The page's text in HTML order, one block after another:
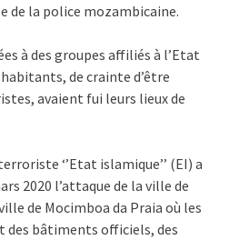
de la police mozambicaine.
à des groupes affiliés à l’Etat
de crainte d’être
avaient fui leurs lieux de
‘’Etat islamique’’ (EI) a
2020 l’attaque de la ville de
de Mocimboa da Praia où les
des bâtiments officiels, des